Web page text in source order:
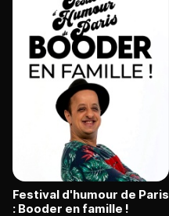
Festival d'humour de Paris
: Booder en famille !